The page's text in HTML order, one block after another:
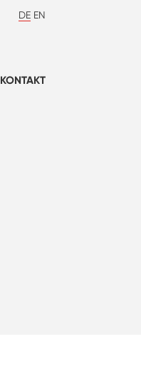
DE EN
KONTAKT